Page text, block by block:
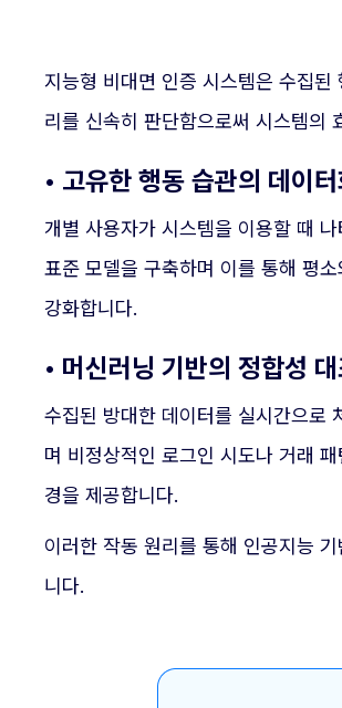
지능형 비대면 인증 시스템은 수집된
리를 신속히 판단함으로써 시스템의
• 고유한 행동 습관의 데이
개별 사용자가 시스템을 이용할 때
표준 모델을 구축하며 이를 통해 평
강화합니다.
• 머신러닝 기반의 정합성
수집된 방대한 데이터를 실시간으로
며 비정상적인 로그인 시도나 거래
경을 제공합니다.
이러한 작동 원리를 통해 인공지능
니다.